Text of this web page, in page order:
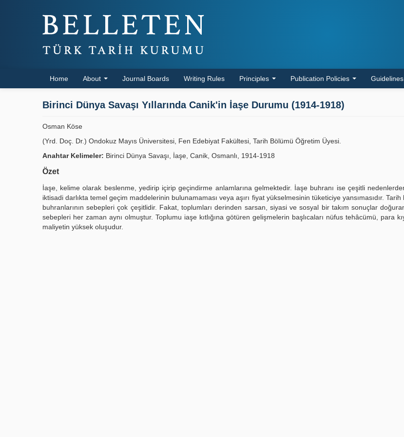
Home About Journal Boards Writing Rules Principles Publication Policies Guidelines
Birinci Dünya Savaşı Yıllarında Canik'in İaşe Durumu (1914-1918)
Osman Köse
(Yrd. Doç. Dr.) Ondokuz Mayıs Üniversitesi, Fen Edebiyat Fakültesi, Tarih Bölümü Öğretim Üyesi.
Anahtar Kelimeler: Birinci Dünya Savaşı, İaşe, Canik, Osmanlı, 1914-1918
Özet
İaşe, kelime olarak beslenme, yedirip içirip geçindirme anlamlarına gelmektedir. İaşe buhranı ise çeşitli
iktisadi darlıkta temel geçim maddelerinin bulunamaması veya aşırı fiyat yükselmesinin tüketiciye yansımasıdır.
buhranlarının sebepleri çok çeşitlidir. Fakat, toplumları derinden sarsan, siyasi ve sosyal bir takım sonuçlar
sebepleri her zaman aynı olmuştur. Toplumu iaşe kıtlığına götüren gelişmelerin başlıcaları nüfus tehâcümü, para
maliyetin yüksek oluşudur.